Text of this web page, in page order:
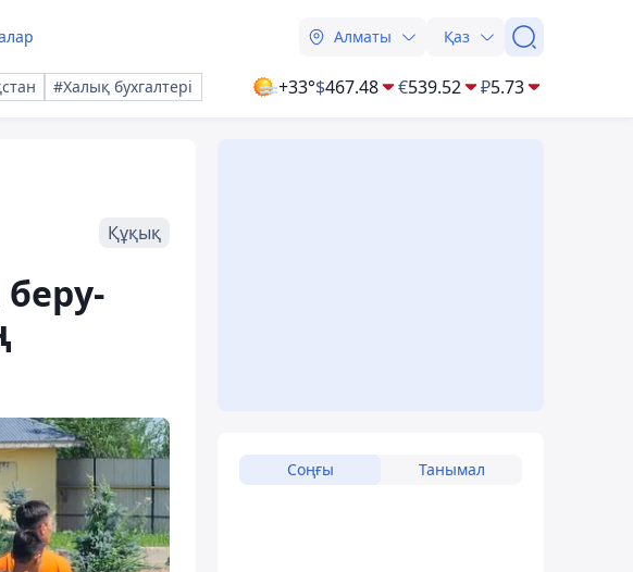
Алматы Қаз
#Халық бухгалтері +33°$467.48 €539.52 ₽5.73
Құқық
Соңғы Танымал